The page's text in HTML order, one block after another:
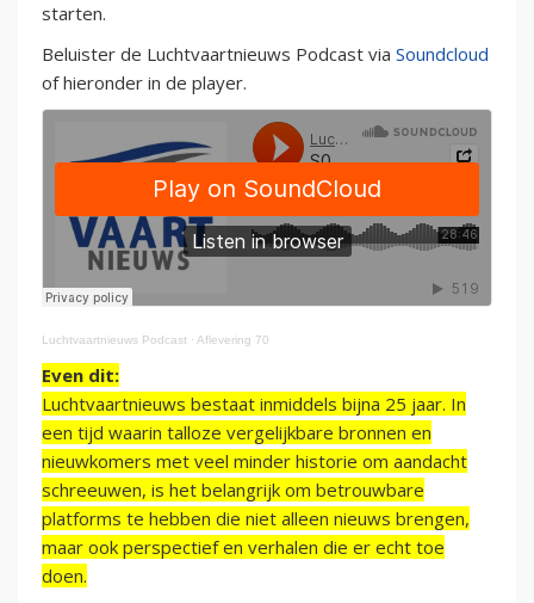
starten.
Beluister de Luchtvaartnieuws Podcast via Soundcloud
of hieronder in de player.
Luchtvaartnieuws Podcast · Aflevering 70
Even dit:
Luchtvaartnieuws bestaat inmiddels bijna 25 jaar. In
een tijd waarin talloze vergelijkbare bronnen en
nieuwkomers met veel minder historie om aandacht
schreeuwen, is het belangrijk om betrouwbare
platforms te hebben die niet alleen nieuws brengen,
maar ook perspectief en verhalen die er echt toe
doen.